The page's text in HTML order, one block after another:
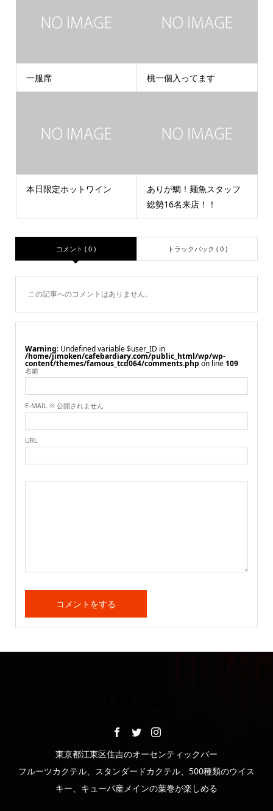
一服席 桃一個入ってます
本日限定ホットワイン
ありが鯛！麺魚スタッフ
総勢16名来店！！
コメント ( 0 ) トラックバック ( 0 )
この記事へのコメントはありません。
Warning : Undefined variable $user_ID in
/home/jimoken/cafebardiary.com/public_html/wp/wp-
content/themes/famous_tcd064/comments.php on line109
名前
E-MAIL ※ 公開されません
URL
東京都江東区住吉のオーセンティックバー
フルーツカクテル、スタンダードカクテル、500種類のウイス
キー、キューバ産メインの葉巻が楽しめる